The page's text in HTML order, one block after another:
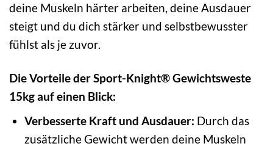
deine Muskeln härter arbeiten, deine Ausdauer
steigt und du dich stärker und selbstbewusster
fühlst als je zuvor.
Die Vorteile der Sport-Knight® Gewichtsweste
15kg auf einen Blick:
Verbesserte Kraft und Ausdauer: Durch das
zusätzliche Gewicht werden deine Muskeln